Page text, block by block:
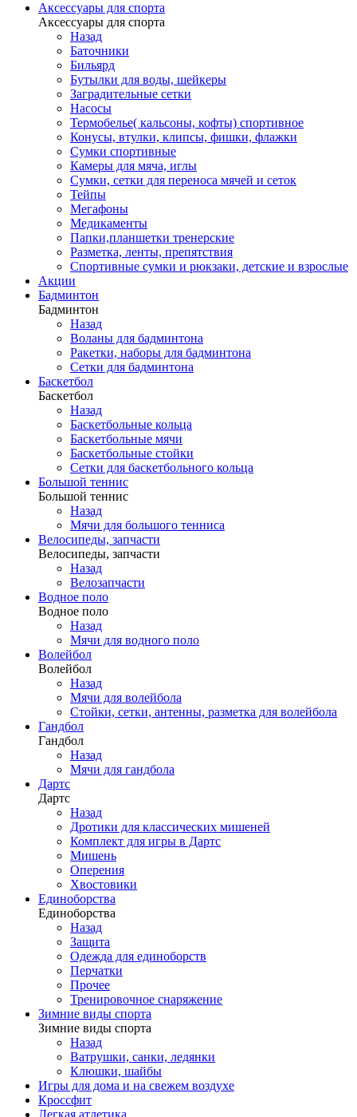
Аксессуары для спорта
Аксессуары для спорта
Назад
Баточники
Бильярд
Бутылки для воды, шейкеры
Заградительные сетки
Насосы
Термобелье( кальсоны, кофты) спортивное
Конусы, втулки, клипсы, фишки, флажки
Сумки спортивные
Камеры для мяча, иглы
Сумки, сетки для переноса мячей и сеток
Тейпы
Мегафоны
Медикаменты
Папки,планшетки тренерские
Разметка, ленты, препятствия
Спортивные сумки и рюкзаки, детские и взрослые
Акции
Бадминтон
Бадминтон
Назад
Воланы для бадминтона
Ракетки, наборы для бадминтона
Сетки для бадминтона
Баскетбол
Баскетбол
Назад
Баскетбольные кольца
Баскетбольные мячи
Баскетбольные стойки
Сетки для баскетбольного кольца
Большой теннис
Большой теннис
Назад
Мячи для большого тенниса
Велосипеды, запчасти
Велосипеды, запчасти
Назад
Велозапчасти
Водное поло
Водное поло
Назад
Мячи для водного поло
Волейбол
Волейбол
Назад
Мячи для волейбола
Стойки, сетки, антенны, разметка для волейбола
Гандбол
Гандбол
Назад
Мячи для гандбола
Дартс
Дартс
Назад
Дротики для классических мишеней
Комплект для игры в Дартс
Мишень
Оперения
Хвостовики
Единоборства
Единоборства
Назад
Защита
Одежда для единоборств
Перчатки
Прочее
Тренировочное снаряжение
Зимние виды спорта
Зимние виды спорта
Назад
Ватрушки, санки, ледянки
Клюшки, шайбы
Игры для дома и на свежем воздухе
Кроссфит
Легкая атлетика